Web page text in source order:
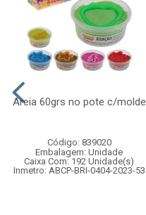
Areia 60grs no pote c/molde
Código: 839020
Embalagem: Unidade
Caixa Com: 192 Unidade(s)
Inmetro: ABCP-BRI-0404-2023-53